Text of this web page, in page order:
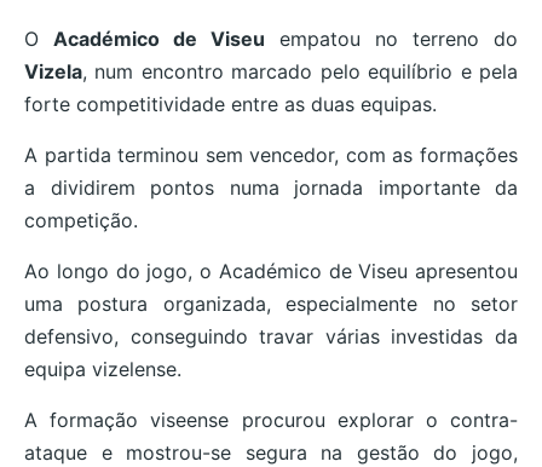
O Académico de Viseu empatou no terreno do
Vizela, num encontro marcado pelo equilíbrio e pela
forte competitividade entre as duas equipas.
A partida terminou sem vencedor, com as formações
a dividirem pontos numa jornada importante da
competição.
Ao longo do jogo, o Académico de Viseu apresentou
uma postura organizada, especialmente no setor
defensivo, conseguindo travar várias investidas da
equipa vizelense.
A formação viseense procurou explorar o contra-
ataque e mostrou-se segura na gestão do jogo,